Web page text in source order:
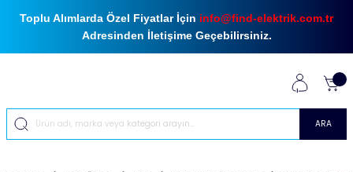
Toplu Alımlarda Özel Fiyatlar İçin info@find-elektrik.com.tr
Adresinden İletişime Geçebilirsiniz.
ARA